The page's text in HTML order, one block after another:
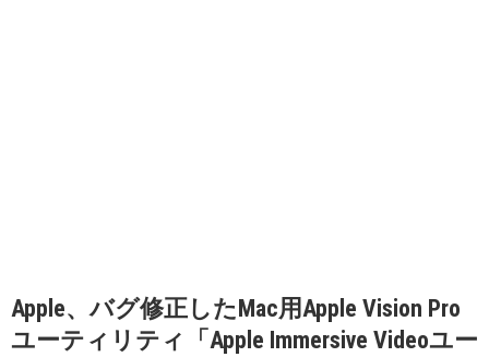
Apple、バグ修正したMac用Apple Vision Pro
ユーティリティ「Apple Immersive Videoユー